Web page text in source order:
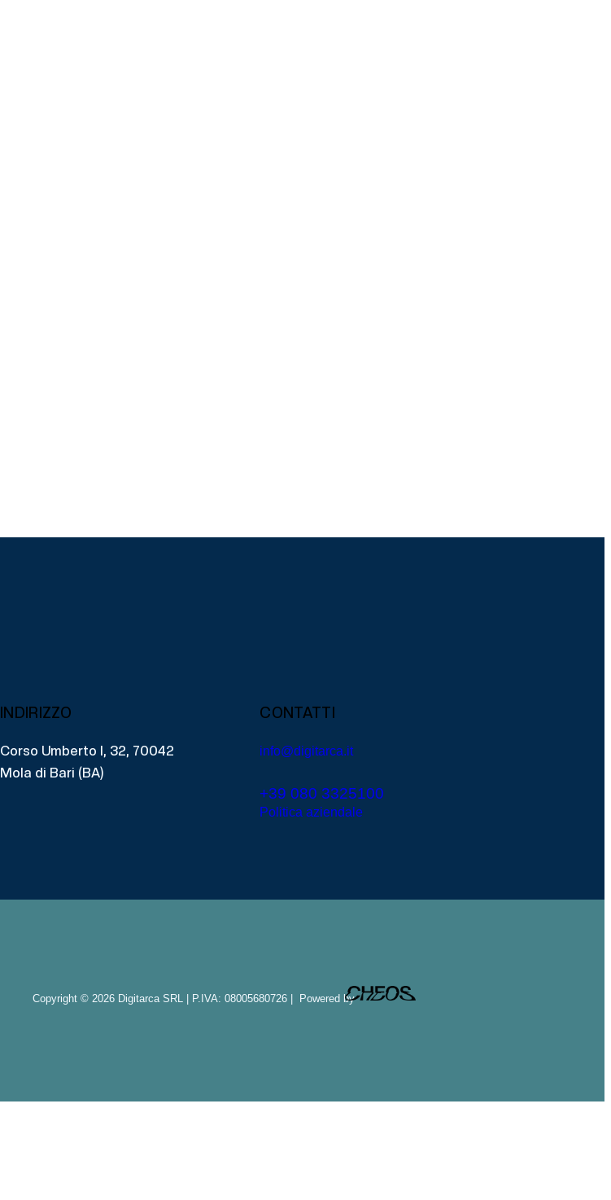
INDIRIZZO
Corso Umberto I, 32, 70042
Mola di Bari (BA)
CONTATTI
info@digitarca.it
+39 080 3325100
Politica aziendale
Copyright © 2026 Digitarca SRL | P.IVA: 08005680726 | Powered by